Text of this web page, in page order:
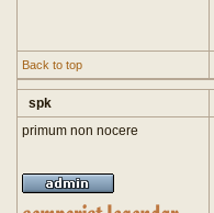
Back to top
spk
primum non nocere